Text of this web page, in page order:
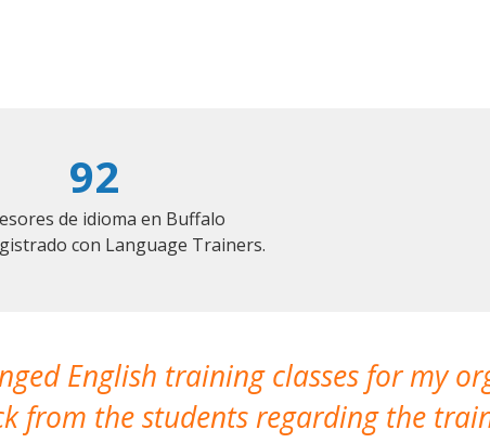
92
de idioma en Buffalo
con Language Trainers.
English training classes for my
from the students regarding the